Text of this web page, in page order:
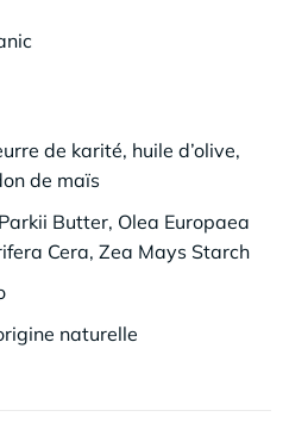
de karité, huile d’olive,
de maïs
Butter, Olea Europaea
Cera, Zea Mays Starch
naturelle